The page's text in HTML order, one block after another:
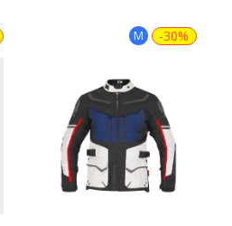
M -30%